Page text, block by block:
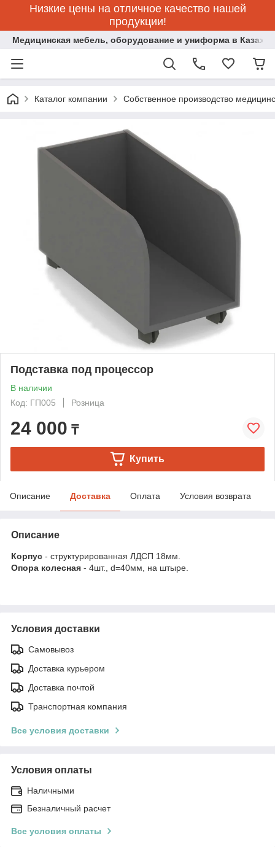
Низкие цены на отличное качество нашей
продукции!
Медицинская мебель, оборудование и униформа в
Каталог компании Собственное производство
Подставка под процессор
В наличии
Код: ГП005
Розница
24 000 ₸
Купить
Описание Доставка Оплата Условия возврата
Описание
Корпус - структурированная ЛДСП 18мм.
Опора колесная - 4шт., d=40мм, на штыре.
Условия доставки
Самовывоз
Доставка курьером
Доставка почтой
Транспортная компания
Все условия доставки
Условия оплаты
Наличными
Безналичный расчет
Все условия оплаты